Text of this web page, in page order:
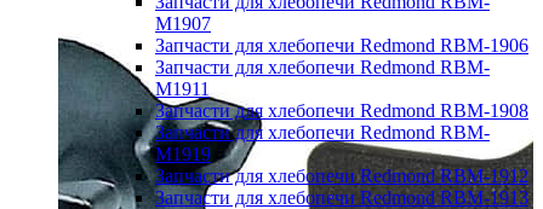
M1907
Запчасти для хлебопечи Redmond RBM-1906
Запчасти для хлебопечи Redmond RBM-
M1911
Запчасти для хлебопечи Redmond RBM-1908
Запчасти для хлебопечи Redmond RBM-
M1919
Запчасти для хлебопечи Redmond RBM-1912
Запчасти для хлебопечи Redmond RBM-1913